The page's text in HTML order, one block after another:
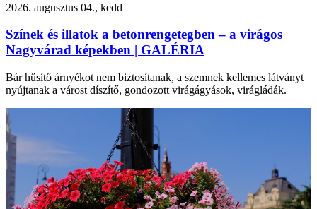
2026. augusztus 04., kedd
Színek és illatok a betonrengetegben – a virágos
Nagyvárad képekben | GALÉRIA
Bár hűsítő árnyékot nem biztosítanak, a szemnek kellemes látványt
nyújtanak a várost díszítő, gondozott virágágyások, virágládák.